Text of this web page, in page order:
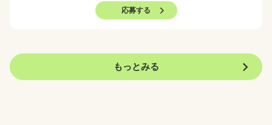
応募する
もっとみる